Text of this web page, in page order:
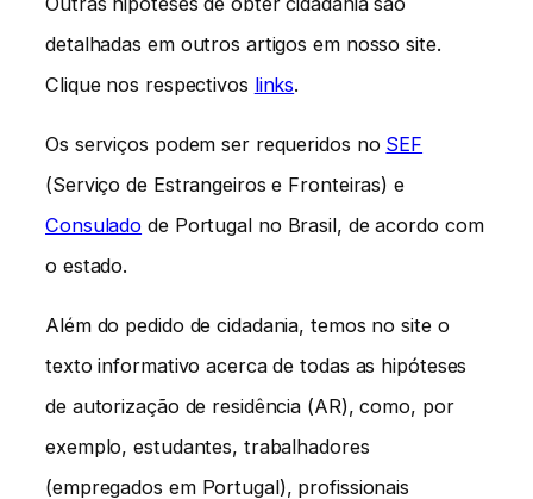
detalhadas em outros artigos em nosso site.
Clique nos respectivos links.
Os serviços podem ser requeridos no SEF
(Serviço de Estrangeiros e Fronteiras) e
Consulado de Portugal no Brasil, de acordo com
o estado.
Além do pedido de cidadania, temos no site o
texto informativo acerca de todas as hipóteses
de autorização de residência (AR), como, por
exemplo, estudantes, trabalhadores
(empregados em Portugal), profissionais